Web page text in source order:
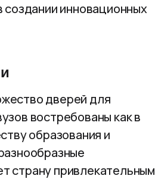
создании инновационных
дверей для
востребованы как в
образования и
страну привлекательным